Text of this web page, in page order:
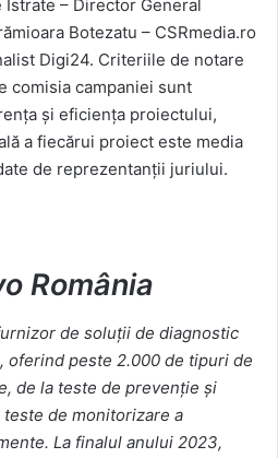
– Director General
Botezatu – CSRmedia.ro
Digi24. Criteriile de notare
comisia campaniei sunt
și eficiența proiectului,
a fiecărui proiect este media
de reprezentanții juriului.
România
de soluții de diagnostic
oferind peste 2.000 de tipuri de
de la teste de prevenție și
de monitorizare a
La finalul anului 2023,